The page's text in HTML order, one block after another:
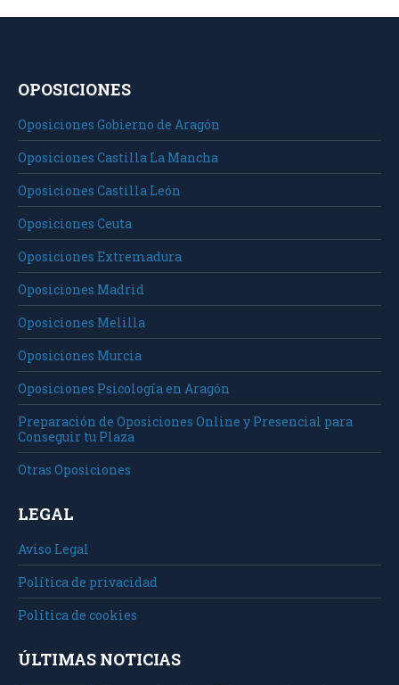
OPOSICIONES
Oposiciones Gobierno de Aragón
Oposiciones Castilla La Mancha
Oposiciones Castilla León
Oposiciones Ceuta
Oposiciones Extremadura
Oposiciones Madrid
Oposiciones Melilla
Oposiciones Murcia
Oposiciones Psicología en Aragón
Preparación de Oposiciones Online y Presencial para
Conseguir tu Plaza
Otras Oposiciones
LEGAL
Aviso Legal
Política de privacidad
Política de cookies
ÚLTIMAS NOTICIAS